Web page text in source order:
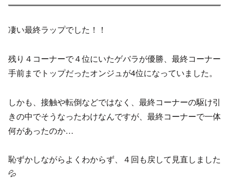
凄い最終ラップでした！！
残り４コーナーで４位にいたゲバラが優勝、最終コーナー
手前までトップだったオンジュが4位になっていました。
しかも、接触や転倒などではなく、最終コーナーの駆け引
きの中でそうなったわけなんですが、最終コーナーで一体
何があったのか…
恥ずかしながらよくわからず、４回も戻して見直しました
💦